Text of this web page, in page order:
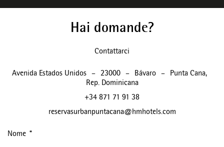
Hai domande?
Contattarci
Avenida Estados Unidos – 23000 – Bávaro – Punta Cana,
Rep. Dominicana
+34 871 71 91 38
reservasurbanpuntacana@hmhotels.com
Nome